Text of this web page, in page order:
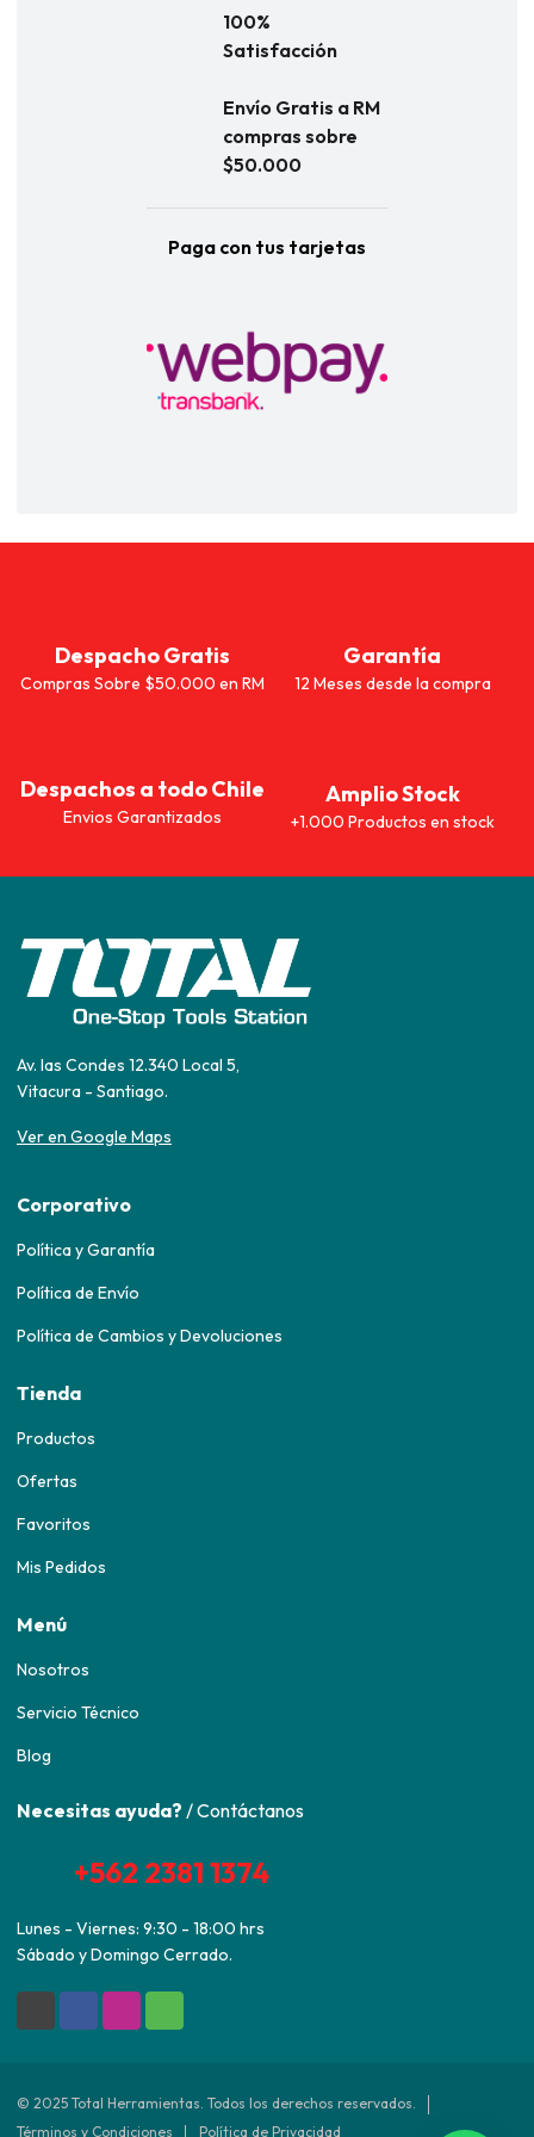
100%
Satisfacción
Envío Gratis a RM
compras sobre
$50.000
Paga con tus tarjetas
Despacho Gratis
Compras Sobre $50.000 en RM
Garantía
12 Meses desde la compra
Despachos a todo Chile
Envios Garantizados
Amplio Stock
+1.000 Productos en stock
Av. las Condes 12.340 Local 5,
Vitacura - Santiago.
Ver en Google Maps
Corporativo
Política y Garantía
Política de Envío
Política de Cambios y Devoluciones
Tienda
Productos
Ofertas
Favoritos
Mis Pedidos
Menú
Nosotros
Servicio Técnico
Blog
Necesitas ayuda? / Contáctanos
+562 2381 1374
Lunes - Viernes: 9:30 - 18:00 hrs
Sábado y Domingo Cerrado.
© 2025 Total Herramientas. Todos los derechos reservados.
Términos y Condiciones
Política de Privacidad